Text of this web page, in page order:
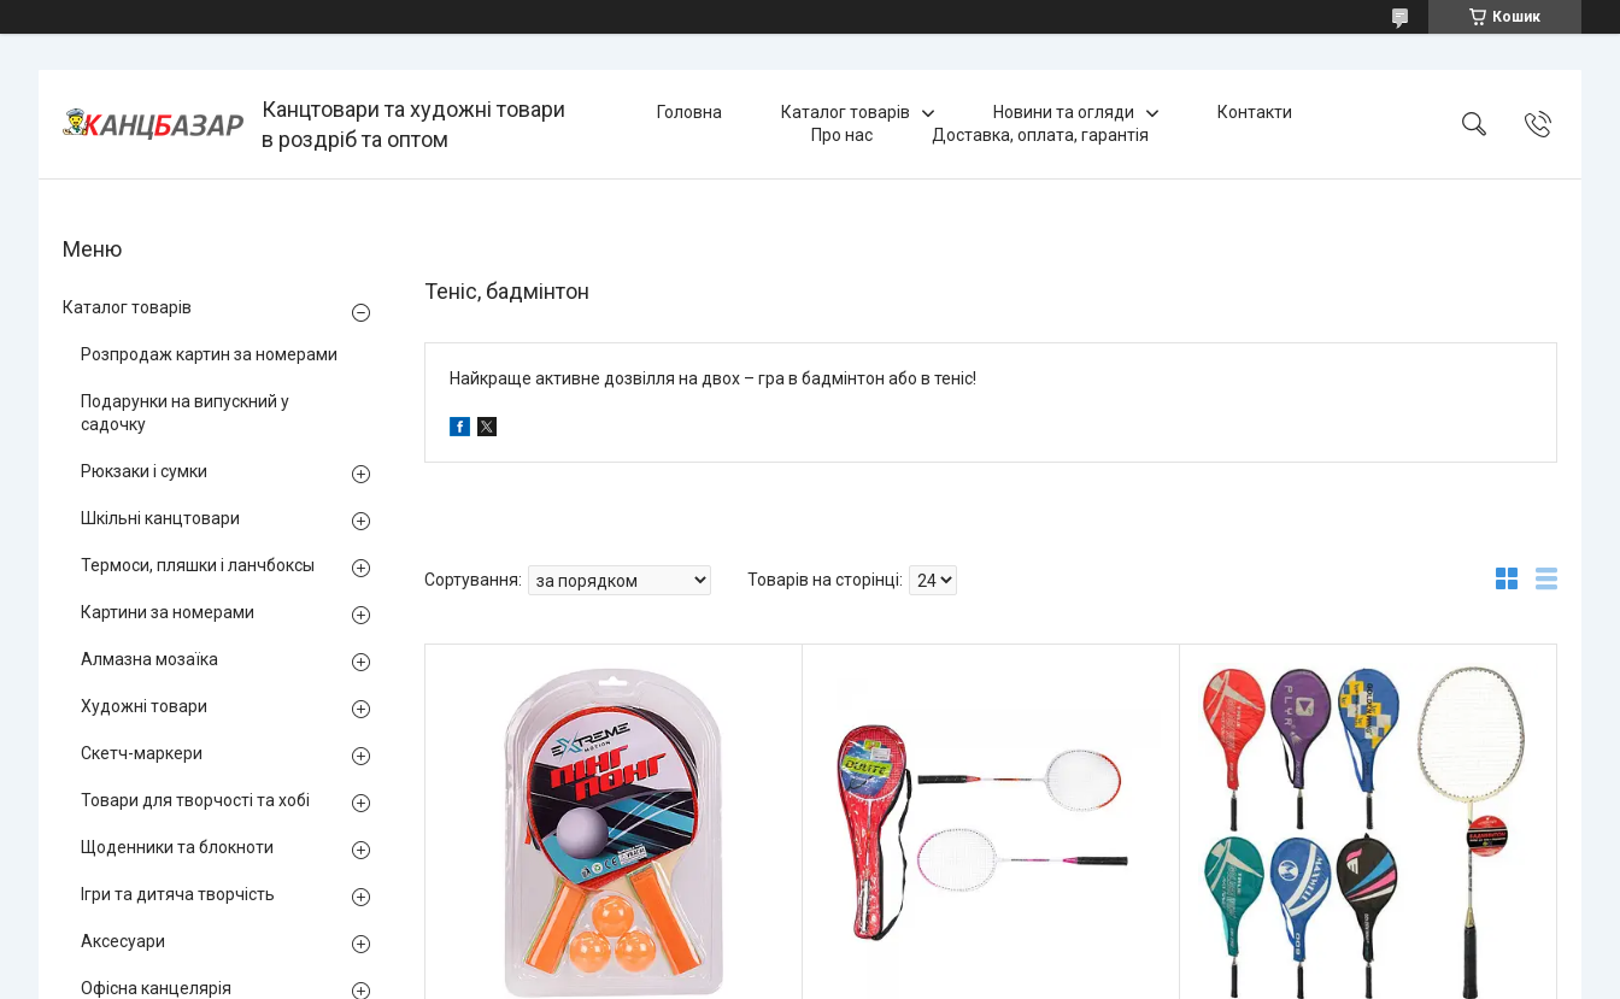
Кошик
Канцтовари та художні товари
в роздріб та оптом
Головна Каталог товарів Новини та огляди
Контакти
Про нас
Доставка, оплата, гарантія
Теніс, бадмінтон
Найкраще активне дозвілля на двох – гра в бадмінтон або в теніс!
Каталог товарів
Розпродаж картин за номерами
Подарунки на випускний у
садочку
Рюкзаки і сумки
Шкільні канцтовари
Термоси, пляшки і ланчбоксы
Картини за номерами
Алмазна мозаїка
Художні товари
Скетч-маркери
Товари для творчості та хобі
Щоденники та блокноти
Ігри та дитяча творчість
Аксесуари
Офісна канцелярія